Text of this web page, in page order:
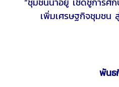
เพิ่มเศรษฐกิจชุมชน
พันธ